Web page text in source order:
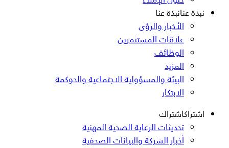
نبذة عنانبذة عنا
الأخبار والرؤى
علاقات المستثمرين
الوظائف
المزيد
البيئة والمسؤولية الاجتماعية والحوكمة
الابتكار
اشتراكاشتراك
تحديثات الرعاية الصحية المهنية
أخبار الشركة والبيانات الصحفية